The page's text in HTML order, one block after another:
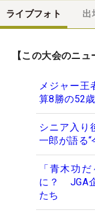
ライブフォト 出
【この大会のニュ
メジャー
算8勝の52
シニア入
一郎が語る“
「青木功
に？ JGA
たち